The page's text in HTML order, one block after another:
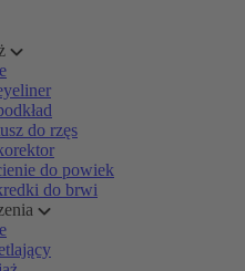
do rzęs
do powiek
do brwi